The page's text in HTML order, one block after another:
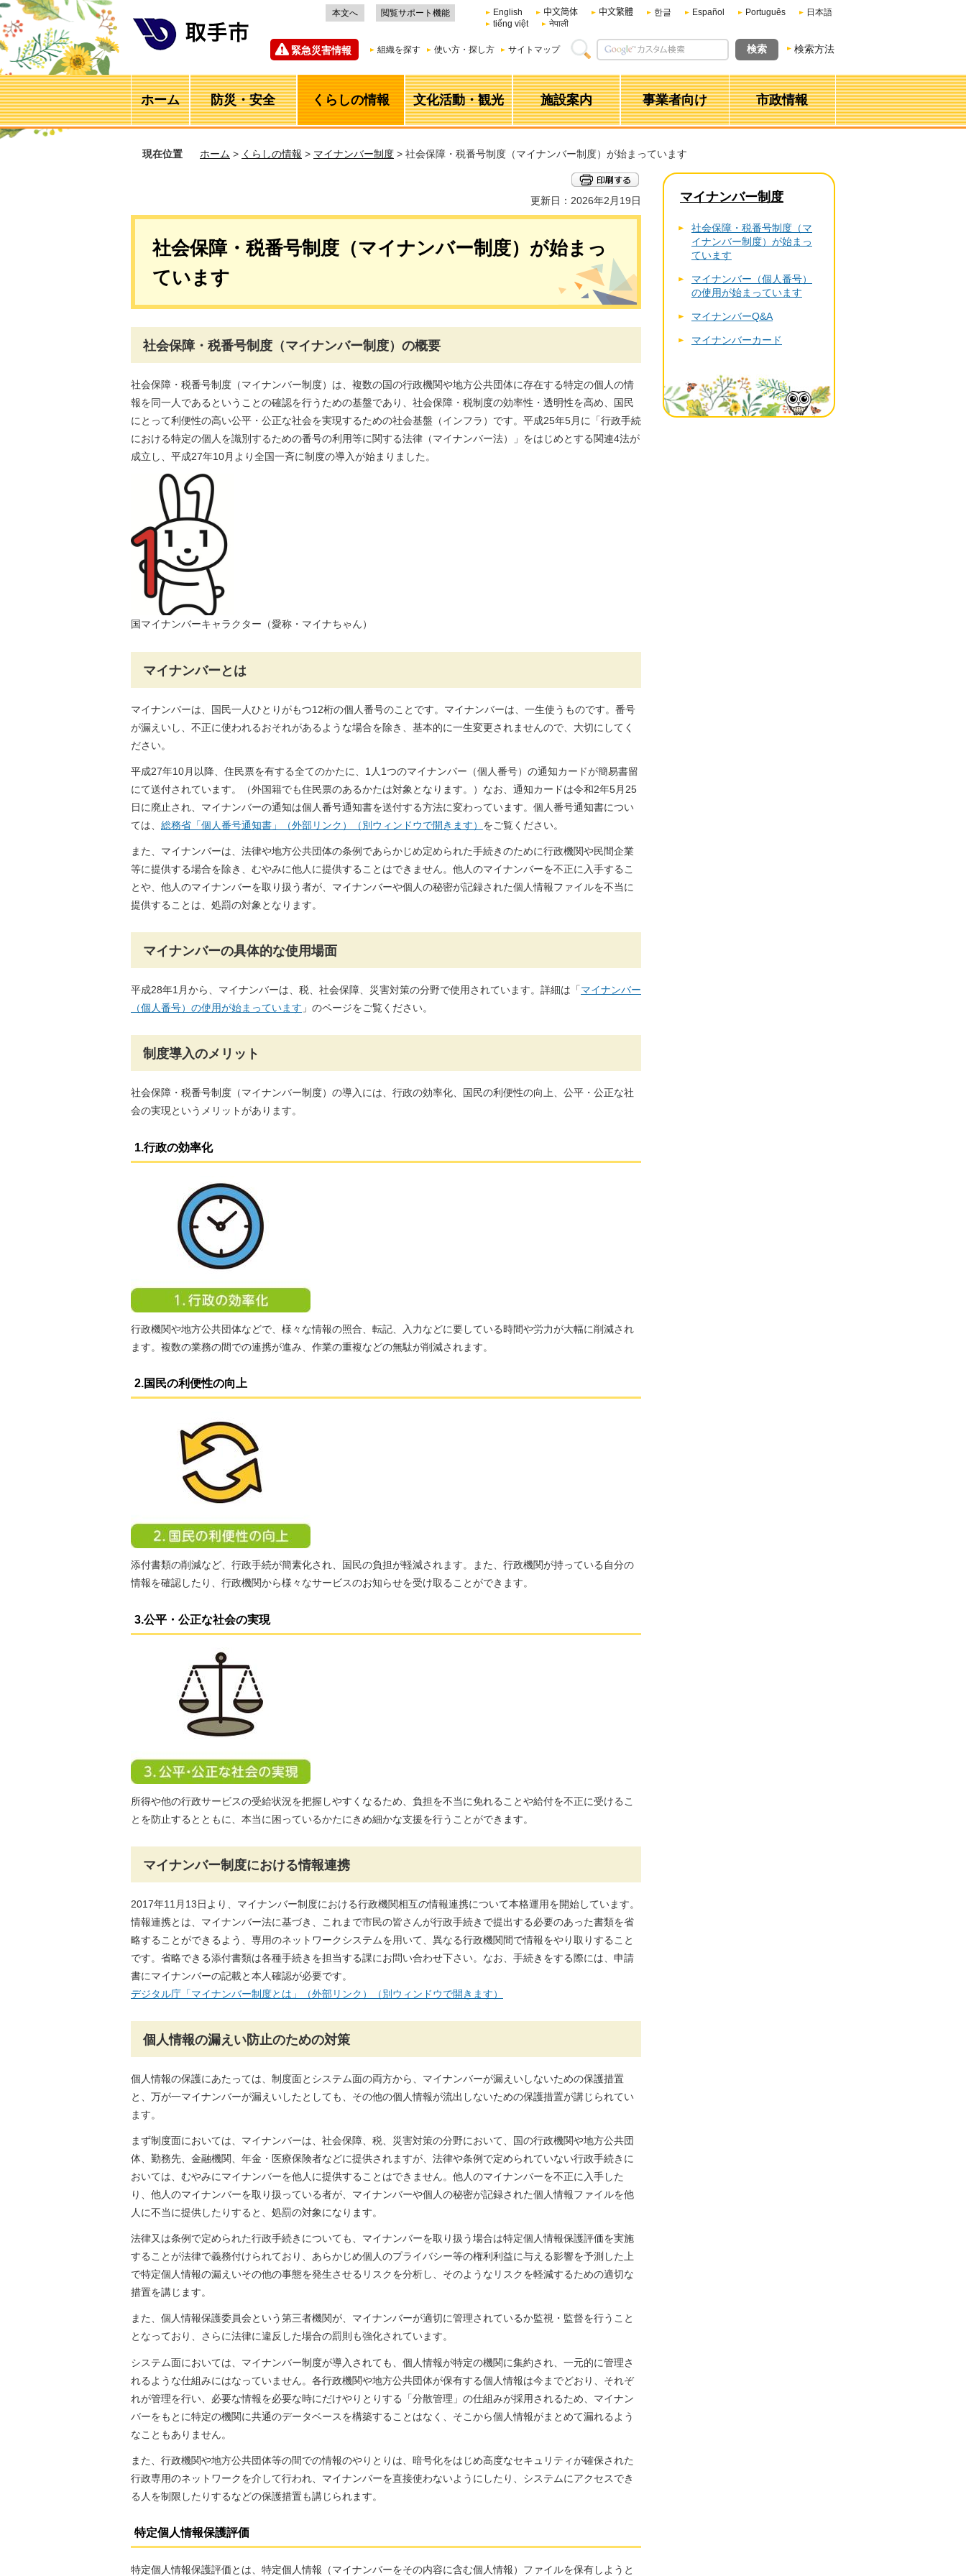
本文へ 閲覧サポート機能 English 中文简体 中文繁體 한글 Español Português
日本語
tiếng việt
नेपाली
緊急災害情報 組織を探す 使い方・探し方 サイトマップ 検索方法
ホーム 防災・安全 くらしの情報 文化活動・観光 施設案内 事業者向け 市政情報
現在位置 ホーム > くらしの情報 > マイナンバー制度 > 社会保障・税番号制度（マイナンバー制度）が始まっています
更新日：2026年2月19日
社会保障・税番号制度（マイナンバー制度）が始まっ
ています
社会保障・税番号制度（マイナンバー制度）の概要
社会保障・税番号制度（マイナンバー制度）は、複数の国の行政機関や地方公共団体に存在する特定の個人の情
報を同一人であるということの確認を行うための基盤であり、社会保障・税制度の効率性・透明性を高め、国民
にとって利便性の高い公平・公正な社会を実現するための社会基盤（インフラ）です。平成25年5月に「行政手続
における特定の個人を識別するための番号の利用等に関する法律（マイナンバー法）」をはじめとする関連4法が
成立し、平成27年10月より全国一斉に制度の導入が始まりました。
国マイナンバーキャラクター（愛称・マイナちゃん）
マイナンバーとは
マイナンバーは、国民一人ひとりがもつ12桁の個人番号のことです。マイナンバーは、一生使うものです。番号
が漏えいし、不正に使われるおそれがあるような場合を除き、基本的に一生変更されませんので、大切にしてく
ださい。
平成27年10月以降、住民票を有する全てのかたに、1人1つのマイナンバー（個人番号）の通知カードが簡易書留
にて送付されています。（外国籍でも住民票のあるかたは対象となります。）なお、通知カードは令和2年5月25
日に廃止され、マイナンバーの通知は個人番号通知書を送付する方法に変わっています。個人番号通知書につい
ては、 総務省「個人番号通知書」（外部リンク）（別ウィンドウで開きます） をご覧ください。
また、マイナンバーは、法律や地方公共団体の条例であらかじめ定められた手続きのために行政機関や民間企業
等に提供する場合を除き、むやみに他人に提供することはできません。他人のマイナンバーを不正に入手するこ
とや、他人のマイナンバーを取り扱う者が、マイナンバーや個人の秘密が記録された個人情報ファイルを不当に
提供することは、処罰の対象となります。
マイナンバーの具体的な使用場面
平成28年1月から、マイナンバーは、税、社会保障、災害対策の分野で使用されています。詳細は「マイナンバー
（個人番号）の使用が始まっています 」のページをご覧ください。
制度導入のメリット
社会保障・税番号制度（マイナンバー制度）の導入には、行政の効率化、国民の利便性の向上、公平・公正な社
会の実現というメリットがあります。
1.行政の効率化
行政機関や地方公共団体などで、様々な情報の照合、転記、入力などに要している時間や労力が大幅に削減され
ます。複数の業務の間での連携が進み、作業の重複などの無駄が削減されます。
2.国民の利便性の向上
添付書類の削減など、行政手続が簡素化され、国民の負担が軽減されます。また、行政機関が持っている自分の
情報を確認したり、行政機関から様々なサービスのお知らせを受け取ることができます。
3.公平・公正な社会の実現
所得や他の行政サービスの受給状況を把握しやすくなるため、負担を不当に免れることや給付を不正に受けるこ
とを防止するとともに、本当に困っているかたにきめ細かな支援を行うことができます。
マイナンバー制度における情報連携
2017年11月13日より、マイナンバー制度における行政機関相互の情報連携について本格運用を開始しています。
情報連携とは、マイナンバー法に基づき、これまで市民の皆さんが行政手続きで提出する必要のあった書類を省
略することができるよう、専用のネットワークシステムを用いて、異なる行政機関間で情報をやり取りすること
です。省略できる添付書類は各種手続きを担当する課にお問い合わせ下さい。なお、手続きをする際には、申請
書にマイナンバーの記載と本人確認が必要です。
デジタル庁「マイナンバー制度とは」（外部リンク）（別ウィンドウで開きます）
個人情報の漏えい防止のための対策
個人情報の保護にあたっては、制度面とシステム面の両方から、マイナンバーが漏えいしないための保護措置
と、万が一マイナンバーが漏えいしたとしても、その他の個人情報が流出しないための保護措置が講じられてい
ます。
まず制度面においては、マイナンバーは、社会保障、税、災害対策の分野において、国の行政機関や地方公共団
体、勤務先、金融機関、年金・医療保険者などに提供されますが、法律や条例で定められていない行政手続きに
おいては、むやみにマイナンバーを他人に提供することはできません。他人のマイナンバーを不正に入手した
り、他人のマイナンバーを取り扱っている者が、マイナンバーや個人の秘密が記録された個人情報ファイルを他
人に不当に提供したりすると、処罰の対象になります。
法律又は条例で定められた行政手続きについても、マイナンバーを取り扱う場合は特定個人情報保護評価を実施
することが法律で義務付けられており、あらかじめ個人のプライバシー等の権利利益に与える影響を予測した上
で特定個人情報の漏えいその他の事態を発生させるリスクを分析し、そのようなリスクを軽減するための適切な
措置を講じます。
また、個人情報保護委員会という第三者機関が、マイナンバーが適切に管理されているか監視・監督を行うこと
となっており、さらに法律に違反した場合の罰則も強化されています。
システム面においては、マイナンバー制度が導入されても、個人情報が特定の機関に集約され、一元的に管理さ
れるような仕組みにはなっていません。各行政機関や地方公共団体が保有する個人情報は今までどおり、それぞ
れが管理を行い、必要な情報を必要な時にだけやりとりする「分散管理」の仕組みが採用されるため、マイナン
バーをもとに特定の機関に共通のデータベースを構築することはなく、そこから個人情報がまとめて漏れるよう
なこともありません。
また、行政機関や地方公共団体等の間での情報のやりとりは、暗号化をはじめ高度なセキュリティが確保された
行政専用のネットワークを介して行われ、マイナンバーを直接使わないようにしたり、システムにアクセスでき
る人を制限したりするなどの保護措置も講じられます。
特定個人情報保護評価
特定個人情報保護評価とは、特定個人情報（マイナンバーをその内容に含む個人情報）ファイルを保有しようと
マイナンバー制度
社会保障・税番号制度（マ
イナンバー制度）が始まっ
ています
マイナンバー（個人番号）
の使用が始まっています
マイナンバーQ&A
マイナンバーカード